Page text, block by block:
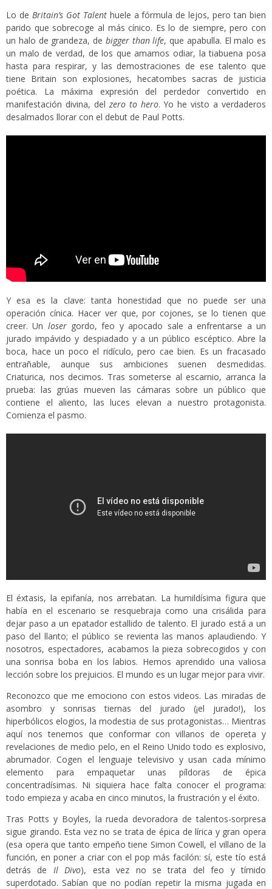
Lo de Britain’s Got Talenthuele a fórmula de lejos, pero tan bien
parido que sobrecoge al más cínico. Es lo de siempre, pero con
un halo de grandeza, de bigger than life, que apabulla. El malo es
un malo de verdad, de los que amamos odiar, la tiabuena posa
hasta para respirar, y las demostraciones de ese talento que
tiene Britain son explosiones, hecatombes sacras de justicia
poética. La máxima expresión del perdedor convertido en
manifestación divina, del zero to hero. Yo he visto a verdaderos
desalmados llorar con el debut de Paul Potts.
Y esa es la clave: tanta honestidad que no puede ser una
operación cínica. Hacer ver que, por cojones, se lo tienen que
creer. Un losergordo, feo y apocado sale a enfrentarse a un
jurado impávido y despiadado y a un público escéptico. Abre la
boca, hace un poco el ridículo, pero cae bien. Es un fracasado
entrañable, aunque sus ambiciones suenen desmedidas.
Criaturica, nos decimos. Tras someterse al escarnio, arranca la
prueba: las grúas mueven las cámaras sobre un público que
contiene el aliento, las luces elevan a nuestro protagonista.
Comienza el pasmo.
El éxtasis, la epifanía, nos arrebatan. La humildísima figura que
había en el escenario se resquebraja como una crisálida para
dejar paso a un epatador estallido de talento. El jurado está a un
paso del llanto; el público se revienta las manos aplaudiendo. Y
nosotros, espectadores, acabamos la pieza sobrecogidos y con
una sonrisa boba en los labios. Hemos aprendido una valiosa
lección sobre los prejuicios. El mundo es un lugar mejor para vivir.
Reconozco que me emociono con estos videos. Las miradas de
asombro y sonrisas tiernas del jurado (¡el jurado!), los
hiperbólicos elogios, la modestia de sus protagonistas… Mientras
aquí nos tenemos que conformar con villanos de opereta y
revelaciones de medio pelo, en el Reino Unido todo es explosivo,
abrumador. Cogen el lenguaje televisivo y usan cada mínimo
elemento para empaquetar unas píldoras de épica
concentradísimas. Ni siquiera hace falta conocer el programa:
todo empieza y acaba en cinco minutos, la frustración y el éxito.
Tras Potts y Boyles, la rueda devoradora de talentos-sorpresa
sigue girando. Esta vez no se trata de épica de lírica y gran opera
(esa opera que tanto empeño tiene Simon Cowell, el villano de la
función, en poner a criar con el pop más facilón: sí, este tío está
detrás de Il Divo), esta vez no se trata del feo y tímido
superdotado. Sabían que no podían repetir la misma jugada en